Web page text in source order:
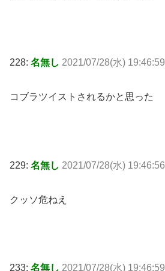
228: 名無し 2021/07/28(水)
コブラツイストされるかと思った
229: 名無し 2021/07/28(水)
クッソ危ねえ
233: 名無し 2021/07/28(水)